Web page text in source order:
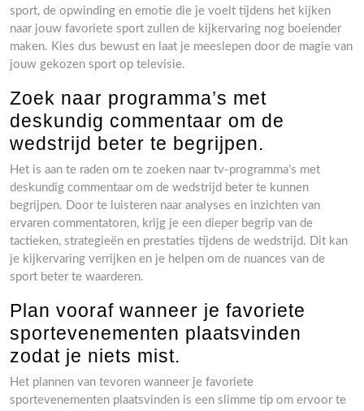
sport, de opwinding en emotie die je voelt tijdens het kijken
naar jouw favoriete sport zullen de kijkervaring nog boeiender
maken. Kies dus bewust en laat je meeslepen door de magie van
jouw gekozen sport op televisie.
Zoek naar programma’s met
deskundig commentaar om de
wedstrijd beter te begrijpen.
Het is aan te raden om te zoeken naar tv-programma’s met
deskundig commentaar om de wedstrijd beter te kunnen
begrijpen. Door te luisteren naar analyses en inzichten van
ervaren commentatoren, krijg je een dieper begrip van de
tactieken, strategieën en prestaties tijdens de wedstrijd. Dit kan
je kijkervaring verrijken en je helpen om de nuances van de
sport beter te waarderen.
Plan vooraf wanneer je favoriete
sportevenementen plaatsvinden
zodat je niets mist.
Het plannen van tevoren wanneer je favoriete
sportevenementen plaatsvinden is een slimme tip om ervoor te